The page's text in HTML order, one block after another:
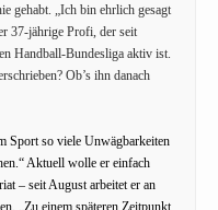
gehabt. „Ich bin ehrlich gesagt
37-jährige Profi, der seit
Handball-Bundesliga aktiv ist.
Ob’s ihn danach
Sport so viele Unwägbarkeiten
Aktuell wolle er einfach
– seit August arbeitet er an
„Zu einem späteren Zeitpunkt